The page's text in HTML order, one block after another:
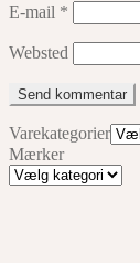
E-mail *
Websted
Varekategorier
Mærker
Mærker